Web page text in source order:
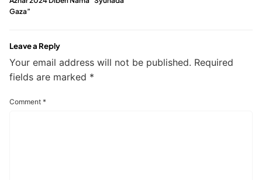
Gaza”
Leave a Reply
Your email address will not be published. Required
fields are marked *
Comment *